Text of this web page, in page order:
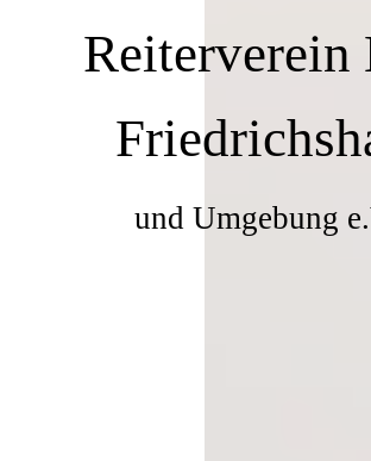
Reiterverein
und Umgebung